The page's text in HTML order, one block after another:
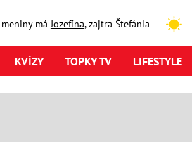
meniny má Jozefína, zajtra Štefánia
KVÍZY TOPKY TV LIFESTYLE